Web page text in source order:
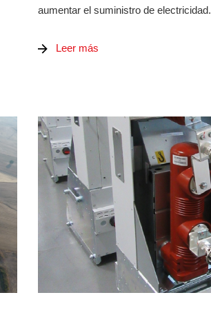
aumentar el suministro de electricidad.
Leer más